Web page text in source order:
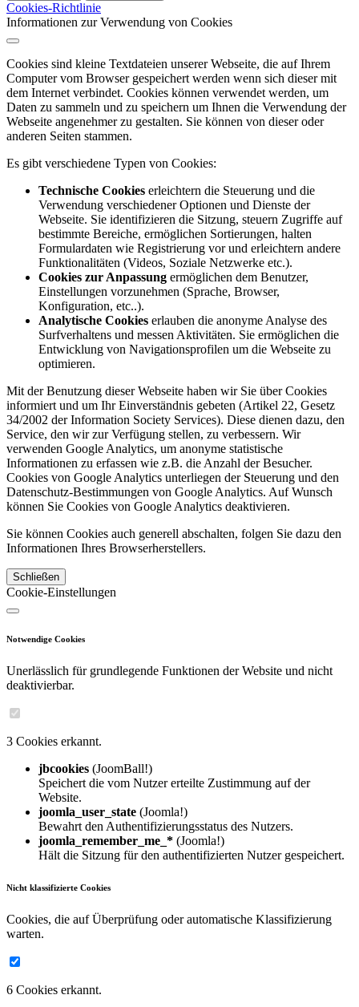
Cookies-Richtlinie
Informationen zur Verwendung von Cookies
Cookies sind kleine Textdateien unserer Webseite, die auf Ihrem
Computer vom Browser gespeichert werden wenn sich dieser mit
dem Internet verbindet. Cookies können verwendet werden, um
Daten zu sammeln und zu speichern um Ihnen die Verwendung der
Webseite angenehmer zu gestalten. Sie können von dieser oder
anderen Seiten stammen.
Es gibt verschiedene Typen von Cookies:
Technische Cookies erleichtern die Steuerung und die
Verwendung verschiedener Optionen und Dienste der
Webseite. Sie identifizieren die Sitzung, steuern Zugriffe auf
bestimmte Bereiche, ermöglichen Sortierungen, halten
Formulardaten wie Registrierung vor und erleichtern andere
Funktionalitäten (Videos, Soziale Netzwerke etc.).
Cookies zur Anpassung ermöglichen dem Benutzer,
Einstellungen vorzunehmen (Sprache, Browser,
Konfiguration, etc..).
Analytische Cookies erlauben die anonyme Analyse des
Surfverhaltens und messen Aktivitäten. Sie ermöglichen die
Entwicklung von Navigationsprofilen um die Webseite zu
optimieren.
Mit der Benutzung dieser Webseite haben wir Sie über Cookies
informiert und um Ihr Einverständnis gebeten (Artikel 22, Gesetz
34/2002 der Information Society Services). Diese dienen dazu, den
Service, den wir zur Verfügung stellen, zu verbessern. Wir
verwenden Google Analytics, um anonyme statistische
Informationen zu erfassen wie z.B. die Anzahl der Besucher.
Cookies von Google Analytics unterliegen der Steuerung und den
Datenschutz-Bestimmungen von Google Analytics. Auf Wunsch
können Sie Cookies von Google Analytics deaktivieren.
Sie können Cookies auch generell abschalten, folgen Sie dazu den
Informationen Ihres Browserherstellers.
Schließen
Cookie-Einstellungen
Notwendige Cookies
Unerlässlich für grundlegende Funktionen der Website und nicht
deaktivierbar.
3 Cookies erkannt.
jbcookies (JoomBall!)
Speichert die vom Nutzer erteilte Zustimmung auf der
Website.
joomla_user_state (Joomla!)
Bewahrt den Authentifizierungsstatus des Nutzers.
joomla_remember_me_* (Joomla!)
Hält die Sitzung für den authentifizierten Nutzer gespeichert.
Nicht klassifizierte Cookies
Cookies, die auf Überprüfung oder automatische Klassifizierung
warten.
6 Cookies erkannt.